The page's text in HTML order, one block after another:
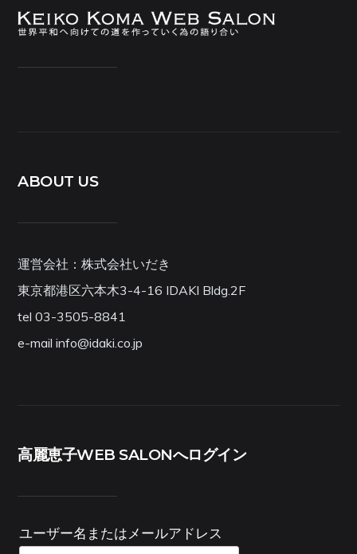
ABOUT US
運営会社：株式会社いだき
東京都港区六本木3-4-16 IDAKI Bldg.2F
tel 03-3505-8841
e-mail info@idaki.co.jp
高麗恵子WEB SALONへログイン
ユーザー名またはメールアドレス